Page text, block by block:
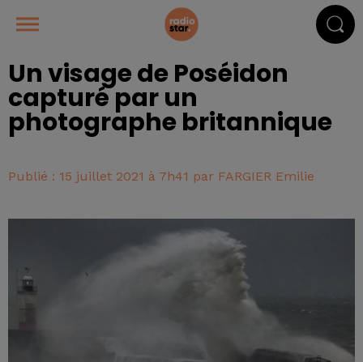
Un visage de Poséidon
capturé par un
photographe britannique
Publié : 15 juillet 2021 à 7h41 par FARGIER Emilie